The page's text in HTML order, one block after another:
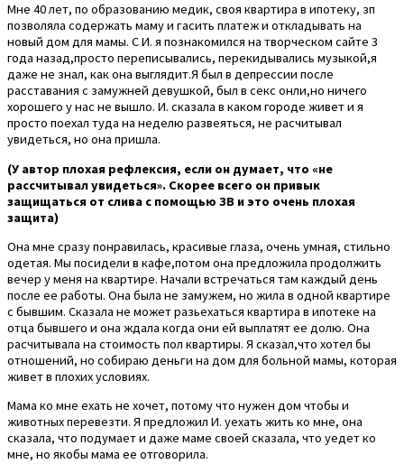
Мне 40 лет, по образованию медик, своя квартира в ипотеку, зп
позволяла содержать маму и гасить платеж и откладывать на
новый дом для мамы. С И. я познакомился на творческом сайте 3
года назад,просто переписывались, перекидывались музыкой,я
даже не знал, как она выглядит.Я был в депрессии после
расставания с замужней девушкой, был в секс онли,но ничего
хорошего у нас не вышло. И. сказала в каком городе живет и я
просто поехал туда на неделю развеяться, не расчитывал
увидеться, но она пришла.
(У автор плохая рефлексия, если он думает, что «не
рассчитывал увидеться». Скорее всего он привык
защищаться от слива с помощью ЗВ и это очень плохая
защита)
Она мне сразу понравилась, красивые глаза, очень умная, стильно
одетая. Мы посидели в кафе,потом она предложила продолжить
вечер у меня на квартире. Начали встречаться там каждый день
после ее работы. Она была не замужем, но жила в одной квартире
с бывшим. Сказала не может разьехаться квартира в ипотеке на
отца бывшего и она ждала когда они ей выплатят ее долю. Она
расчитывала на стоимость пол квартиры. Я сказал,что хотел бы
отношений, но собираю деньги на дом для больной мамы, которая
живет в плохих условиях.
Мама ко мне ехать не хочет, потому что нужен дом чтобы и
животных перевезти. Я предложил И. уехать жить ко мне, она
сказала, что подумает и даже маме своей сказала, что уедет ко
мне, но якобы мама ее отговорила.